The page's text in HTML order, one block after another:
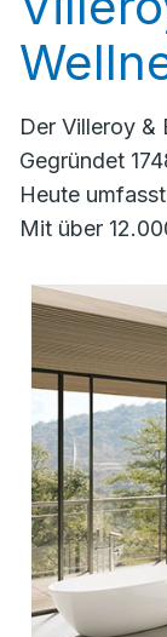
Der Villeroy &
Gegründet
Heute
Mit über